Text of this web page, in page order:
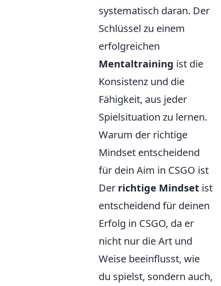
systematisch daran. Der
Schlüssel zu einem
erfolgreichen
Mentaltraining ist die
Konsistenz und die
Fähigkeit, aus jeder
Spielsituation zu lernen.
Warum der richtige
Mindset entscheidend
für dein Aim in CSGO ist
Der richtige Mindset ist
entscheidend für deinen
Erfolg in CSGO, da er
nicht nur die Art und
Weise beeinflusst, wie
du spielst, sondern auch,